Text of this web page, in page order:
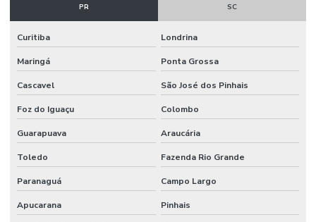
Laudo técnico de avaliação estrutural
Laudo técnico engenharia
Laudo técnico engenharia civil
Laudo técnico engenharia civil preço
Laudo técnico de estrutura
Laudo técnico de estrutura de concreto
Laudo técnico de inspeção predial
Laudo técnico de obra
Laudo técnico predial
PR SC
Curitiba Londrina
Maringá Ponta Grossa
Cascavel São José dos Pinhais
Foz do Iguaçu Colombo
Guarapuava Araucária
Toledo Fazenda Rio Grande
Paranaguá Campo Largo
Apucarana Pinhais